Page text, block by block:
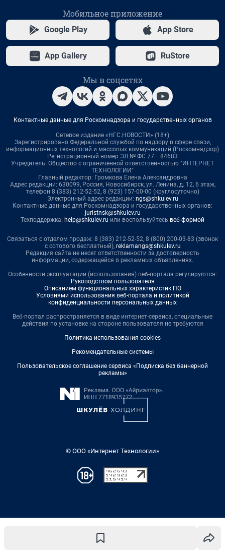
Мобильное приложение
Google Play App Store
App Gallery RuStore
Мы в соцсетях
Контактные данные для Роскомнадзора и государственных органов
Сетевое издание «НГС.НОВОСТИ» (18+)
Зарегистрировано Федеральной службой по надзору в сфере связи,
информационных технологий и массовых коммуникаций (Роскомнадзор)
Регистрационный номер ЭЛ № ФС 77— 84683
Учредитель: Общество с ограниченной ответственностью "ИНТЕРНЕТ
ТЕХНОЛОГИИ"
Главный редактор: Громкова Елена Александровна
Адрес редакции: 630099, Россия, Новосибирск, ул. Ленина, д. 12, 6 этаж,
телефон 8 (383) 212-52-52, 8 (923) 157-00-00 (круглосуточно)
Электронный адрес редакции: ngs@shkulev.ru
Контактные данные для Роскомнадзора и государственных органов:
juristnsk@shkulev.ru
Техподдержка: help@shkulev.ru или воспользуйтесь веб-формой
Связаться с отделом продаж: 8 (383) 212-52-52, 8 (800) 200-03-83 (звонок
с сотового бесплатный), reklamangs@shkulev.ru
Редакция сайта не несет ответственности за достоверность
информации, содержащейся в рекламных объявлениях.
Особенности эксплуатации (использования) веб-портала регулируются:
Руководством пользователя
Описанием функциональных характеристик ПО
Условиями использования веб-портала и политикой
конфиденциальности персональных данных
Веб-портал распространяется в виде интернет-сервиса, специальные
действия по установке на стороне пользователя не требуются
Политика использования cookies
Рекомендательные системы
Пользовательское соглашение сервиса «Подписка без баннерной
рекламы»
© ООО «Интернет Технологии»